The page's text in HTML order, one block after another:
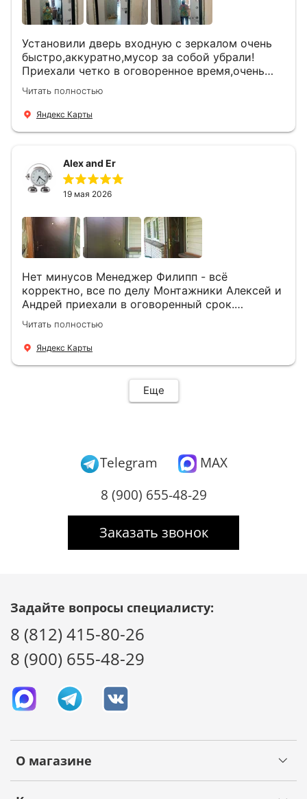
Установили дверь входную с зеркалом очень
быстро,аккуратно,мусор за собой убрали!
Приехали четко в оговоренное время,очень
вежливые,деликатные рабочие .Все
понравилось и дверь ,и работа и цена!
Читать полностью
Яндекс Карты
Alex and Er
19 мая 2026
Нет минусов Менеджер Филипп - всё
корректно, все по делу Монтажники Алексей и
Андрей приехали в оговоренный срок.
Демонтировали старую дверь и установили
новую буквально за час Быстро и качественно
+ нормальные цены Всем большое спасибо
Читать полностью
Яндекс Карты
Еще
Telegram
MAX
8 (900) 655-48-29
Заказать звонок
О магазине
Задайте вопросы специалисту:
8 (812) 415-80-26
8 (900) 655-48-29